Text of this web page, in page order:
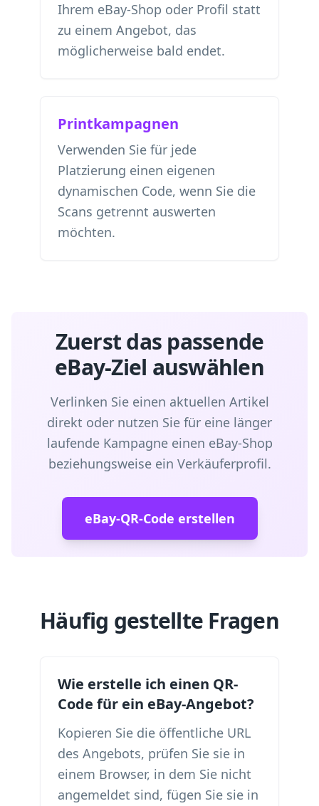
Ihrem eBay-Shop oder Profil statt
zu einem Angebot, das
möglicherweise bald endet.
Printkampagnen
Verwenden Sie für jede
Platzierung einen eigenen
dynamischen Code, wenn Sie die
Scans getrennt auswerten
möchten.
Zuerst das passende
eBay-Ziel auswählen
Verlinken Sie einen aktuellen Artikel
direkt oder nutzen Sie für eine länger
laufende Kampagne einen eBay-Shop
beziehungsweise ein Verkäuferprofil.
eBay-QR-Code erstellen
Häufig gestellte Fragen
Wie erstelle ich einen QR-
Code für ein eBay-Angebot?
Kopieren Sie die öffentliche URL
des Angebots, prüfen Sie sie in
einem Browser, in dem Sie nicht
angemeldet sind, fügen Sie sie in